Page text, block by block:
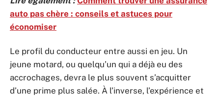
auto pas chère : conseils et astuces pour
économiser
Le profil du conducteur entre aussi en jeu. Un
jeune motard, ou quelqu’un qui a déjà eu des
accrochages, devra le plus souvent s’acquitter
d’une prime plus salée. À l’inverse, l’expérience et